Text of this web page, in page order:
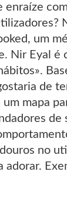
um
Nir Eyal é
de
mapa
no
adorar.